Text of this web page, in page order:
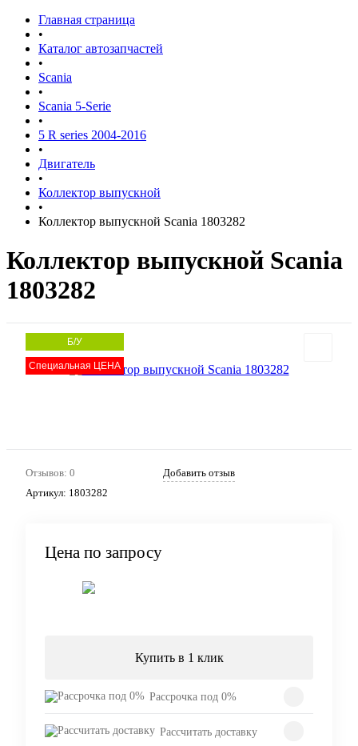
Главная страница
•
Каталог автозапчастей
•
Scania
•
Scania 5-Serie
•
5 R series 2004-2016
•
Двигатель
•
Коллектор выпускной
•
Коллектор выпускной Scania 1803282
Коллектор выпускной Scania
1803282
Б/У
Специальная ЦЕНА
Отзывов: 0
Добавить отзыв
Артикул: 1803282
Цена по запросу
Купить в 1 клик
Рассрочка под 0%
Рассчитать доставку